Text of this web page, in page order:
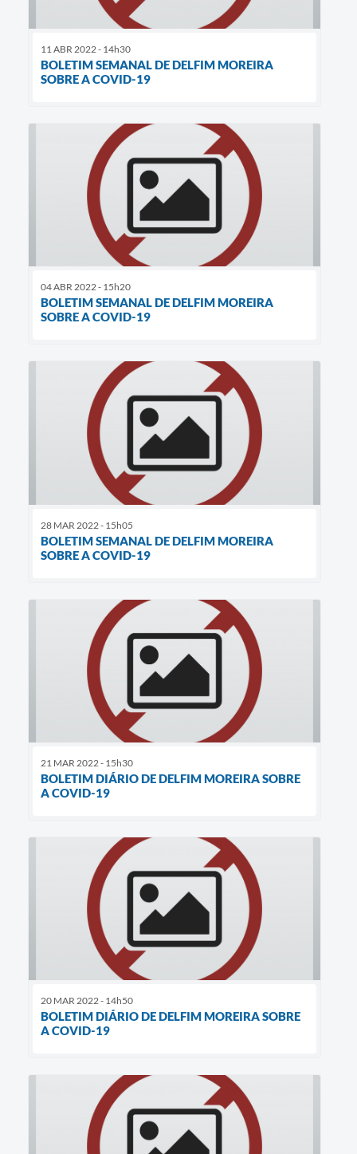
11 ABR 2022 - 14h30
BOLETIM SEMANAL DE DELFIM MOREIRA
SOBRE A COVID-19
04 ABR 2022 - 15h20
BOLETIM SEMANAL DE DELFIM MOREIRA
SOBRE A COVID-19
28 MAR 2022 - 15h05
BOLETIM SEMANAL DE DELFIM MOREIRA
SOBRE A COVID-19
21 MAR 2022 - 15h30
BOLETIM DIÁRIO DE DELFIM MOREIRA SOBRE
A COVID-19
20 MAR 2022 - 14h50
BOLETIM DIÁRIO DE DELFIM MOREIRA SOBRE
A COVID-19